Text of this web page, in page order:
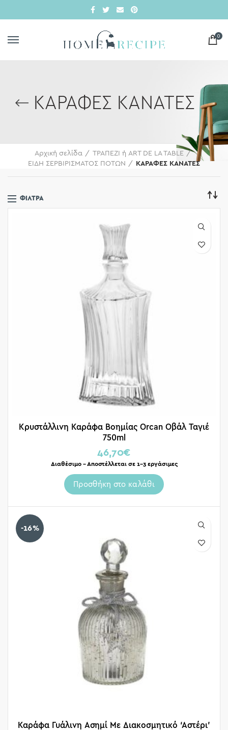
0
ΚΑΡΑΦΕΣ ΚΑΝΑΤΕΣ
Αρχική σελίδα
ΤΡΑΠΕΖΙ ή ART DE LA TABLE
ΕΙΔΗ ΣΕΡΒΙΡΙΣΜΑΤΟΣ ΠΟΤΩΝ
ΚΑΡΑΦΕΣ ΚΑΝΑΤΕΣ
ΦΊΛΤΡΑ
Κρυστάλλινη Καράφα Βοημίας Orcan Οβάλ Ταγιέ
750ml
46,70€
Διαθέσιμο – Αποστέλλεται σε 1-3 εργάσιμες
Προσθήκη στο καλάθι
-16%
Καράφα Γυάλινη Ασημί Με Διακοσμητικό ‘Αστέρι’